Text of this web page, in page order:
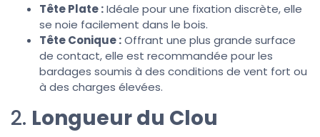
Tête Plate :Idéale pour une fixation discrète, elle
se noie facilement dans le bois.
Tête Conique :Offrant une plus grande surface
de contact, elle est recommandée pour les
bardages soumis à des conditions de vent fort ou
à des charges élevées.
2. Longueur du Clou